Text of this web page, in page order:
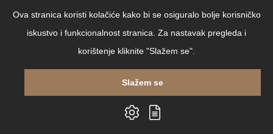
Copyright © 2026 Čitaj Knjigu
Ova stranica koristi kolačiće kako bi se osiguralo bolje korisničko
iskustvo i funkcionalnost stranica. Za nastavak pregleda i
korištenje kliknite "Slažem se".
Slažem se